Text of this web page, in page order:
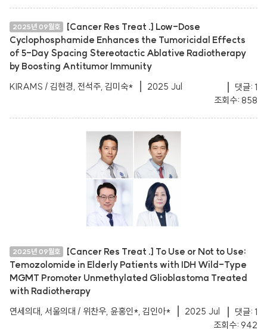
2025년 09월호
[Cancer Res Treat .] Low-Dose
Cyclophosphamide Enhances the Tumoricidal Effects
of 5-Day Spacing Stereotactic Ablative Radiotherapy
by Boosting Antitumor Immunity
KIRAMS / 김현경, 전석주, 김미숙*
2025 Jul
댓글: 1
조회수: 858
2025년 09월호
[Cancer Res Treat .] To Use or Not to Use:
Temozolomide in Elderly Patients with IDH Wild-Type
MGMT Promoter Unmethylated Glioblastoma Treated
with Radiotherapy
연세의대, 서울의대 / 위찬우, 윤홍인*, 김인아*
2025 Jul
댓글: 1
조회수: 942